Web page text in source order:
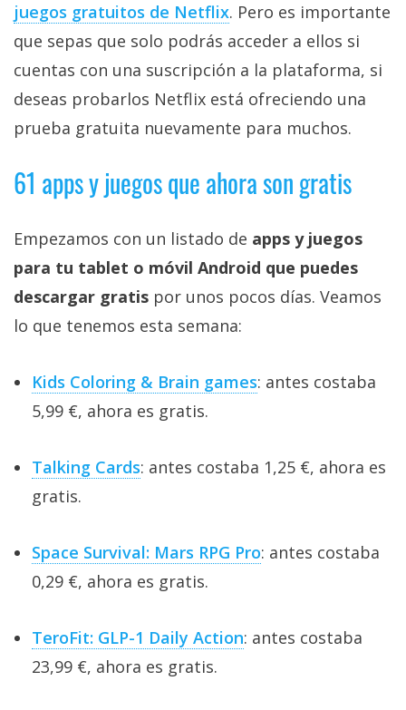
juegos gratuitos de Netflix‎. Pero es importante
que sepas que solo podrás acceder a ellos si
cuentas con una suscripción a la plataforma, si
deseas probarlos Netflix está ofreciendo una
prueba gratuita nuevamente para muchos.
61 apps y juegos que ahora son gratis
Empezamos con un listado de apps y juegos
para tu tablet o móvil Android que puedes
descargar gratis por unos pocos días. Veamos
lo que tenemos esta semana:
Kids Coloring & Brain games: antes costaba
5,99 €, ahora es gratis.
Talking Cards: antes costaba 1,25 €, ahora es
gratis.
Space Survival: Mars RPG Pro: antes costaba
0,29 €, ahora es gratis.
TeroFit: GLP-1 Daily Action: antes costaba
23,99 €, ahora es gratis.